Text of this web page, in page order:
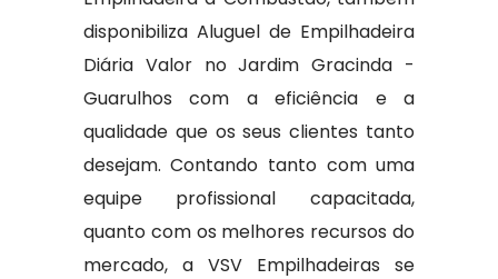
disponibiliza Aluguel de Empilhadeira
Diária Valor no Jardim Gracinda -
Guarulhos com a eficiência e a
qualidade que os seus clientes tanto
desejam. Contando tanto com uma
equipe profissional capacitada,
quanto com os melhores recursos do
mercado, a VSV Empilhadeiras se